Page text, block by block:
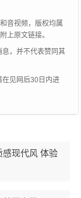
音视频，版权均属
上原文链接。
，并不代表赞同其
在见网后30日内进
感现代风 体验